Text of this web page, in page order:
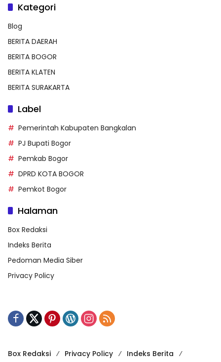
Kategori
Blog
BERITA DAERAH
BERITA BOGOR
BERITA KLATEN
BERITA SURAKARTA
Label
Pemerintah Kabupaten Bangkalan
PJ Bupati Bogor
Pemkab Bogor
DPRD KOTA BOGOR
Pemkot Bogor
Halaman
Box Redaksi
Indeks Berita
Pedoman Media Siber
Privacy Policy
Box Redaksi Privacy Policy
Indeks Berita